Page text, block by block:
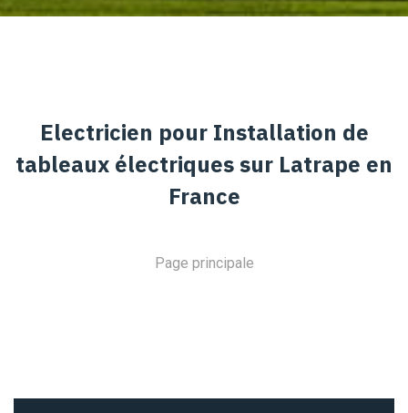
Electricien pour Installation de
tableaux électriques sur Latrape en
France
Page principale